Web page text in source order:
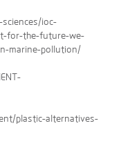
ioc-
for-the-future-we-
marine-pollution/
plastic-alternatives-